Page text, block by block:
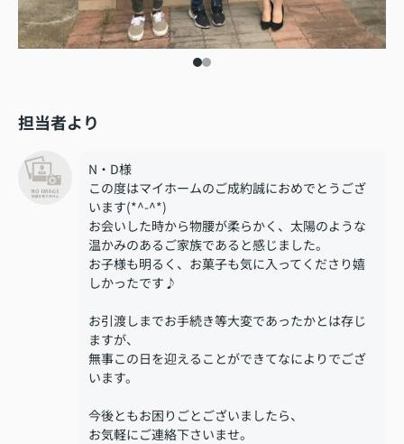
担当者より
N・D様
この度はマイホームのご成約誠におめでとうござ
います(*^-^*)
お会いした時から物腰が柔らかく、太陽のような
温かみのあるご家族であると感じました。
お子様も明るく、お菓子も気に入ってくださり嬉
しかったです♪
お引渡しまでお手続き等大変であったかとは存じ
ますが、
無事この日を迎えることができてなによりでござ
います。
今後ともお困りごとございましたら、
お気軽にご連絡下さいませ。